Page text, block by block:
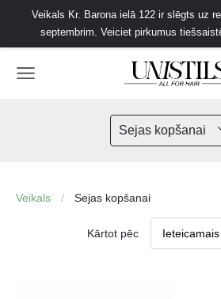
Veikals Kr. Barona ielā 122 ir slēgts uz
septembrim. Veiciet pirkumus
Sejas kopšanai
Veikals Sejas kopšanai
Kārtot pēc